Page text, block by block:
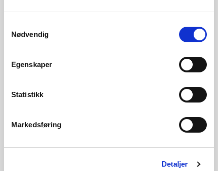
Nødvendig
Egenskaper
Statistikk
Markedsføring
Detaljer
Bre